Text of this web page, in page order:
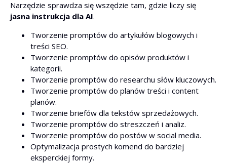
Narzędzie sprawdza się wszędzie tam, gdzie liczy się
jasna instrukcja dla AI.
Tworzenie promptów do artykułów blogowych i
treści SEO.
Tworzenie promptów do opisów produktów i
kategorii.
Tworzenie promptów do researchu słów kluczowych.
Tworzenie promptów do planów treści i content
planów.
Tworzenie briefów dla tekstów sprzedażowych.
Tworzenie promptów do streszczeń i analiz.
Tworzenie promptów do postów w social media.
Optymalizacja prostych komend do bardziej
eksperckiej formy.